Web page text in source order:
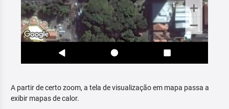
A partir de certo zoom, a tela de visualização em mapa passa a
exibir mapas de calor.